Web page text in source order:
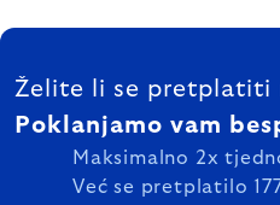
FOOTER
Želite li se pretplatiti
Poklanjamo vam
Maksimalno 2x
Već se pretplatilo